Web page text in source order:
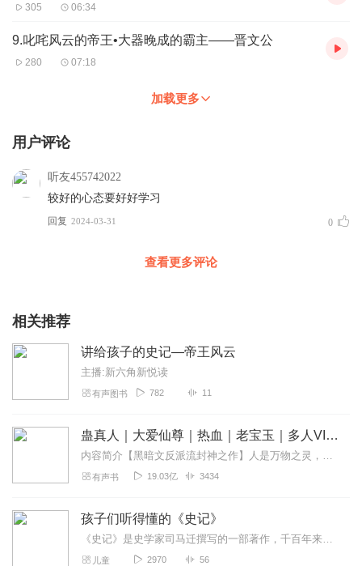
305 06:34
9.叱咤风云的帝王•大器晚成的霸主——晋文公
280 07:18
加载更多
用户评论
听友455742022
较好的心态要好好学习
回复 2024-03-31 0
查看更多评论
相关推荐
讲给孩子的史记—帝王风云
主播:新六角新悦读
有声图书 782 11
蛊真人｜大爱仙尊｜热血｜老宝玉｜多人VIP免费有声剧
内容简介【黑暗文反派流封神之作】人是万物之灵，蛊是天地真精。一个穿越者不断重生的故事。一个养蛊、炼蛊、用蛊的奇特世界。配音组（男角色）老宝玉旁白...
有声书 19.03亿 3434
孩子们听得懂的《史记》
《史记》是史学家司马迁撰写的一部著作，千百年来一直被很多人称赞，是国学必读书目之一，《史记》是中国第1部纪传体通史，主要叙述了从黄帝到汉武帝三千年间帝王将相、儒...
儿童 2970 56